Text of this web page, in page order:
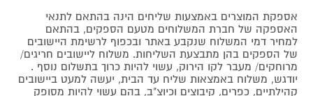
אספקת המוצרים באמצעות שליחים הינה בהתאם לתנאי
האספקה של חברת המשלוחים מטעם הספקים, בהתאם
למחיר דמי המשלוח שנקבע באתר ובכפוף לרשימת היישובים
של הספקים בהן מתבצעת השליחות. משלוח ליישובים חריגים/
מרוחקים/ מעבר לקו הירוק, עשוי להיות כרוך בתשלום נוסף .
יודגש, משלוח באמצאות שליח עד הבית, יעשה למעט ביישובים
קהילתיים, כפרים, קיבוצים וכיוצ"ב, בהם עשוי להיות מסופק